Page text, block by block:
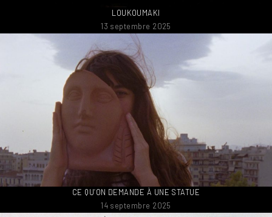
LOUKOUMAKI
13 septembre 2025
CE QU’ON DEMANDE À UNE STATUE
14 septembre 2025